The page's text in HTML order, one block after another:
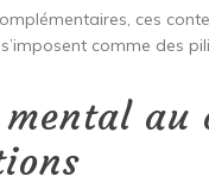
ces
comme des
mental